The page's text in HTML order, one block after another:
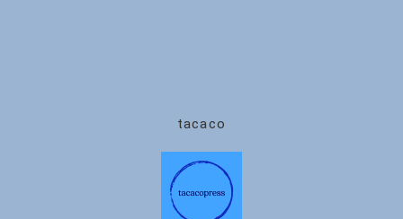
tacaco